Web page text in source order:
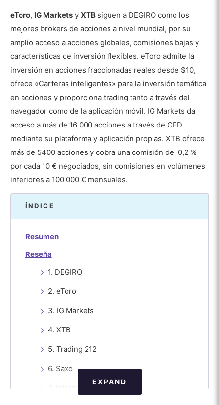
eToro, IG Markets yXTB siguen a DEGIRO como los
mejores brokers de acciones a nivel mundial, por su
amplio acceso a acciones globales, comisiones bajas y
características de inversión flexibles. eToro admite la
inversión en acciones fraccionadas reales desde $10,
ofrece «Carteras inteligentes» para la inversión temática
en acciones y proporciona trading tanto a través del
navegador como de la aplicación móvil. IG Markets da
acceso a más de 16 000 acciones a través de CFD
mediante su plataforma y aplicación propias. XTB ofrece
más de 5400 acciones y cobra una comisión del 0,2 %
por cada 10 € negociados, sin comisiones en volúmenes
inferiores a 100 000 € mensuales.
ÍNDICE
Resumen
Reseña
1. DEGIRO
2. eToro
3. IG Markets
4. XTB
5. Trading 212
6. Saxo
7. Interactive Brokers
EXPAND